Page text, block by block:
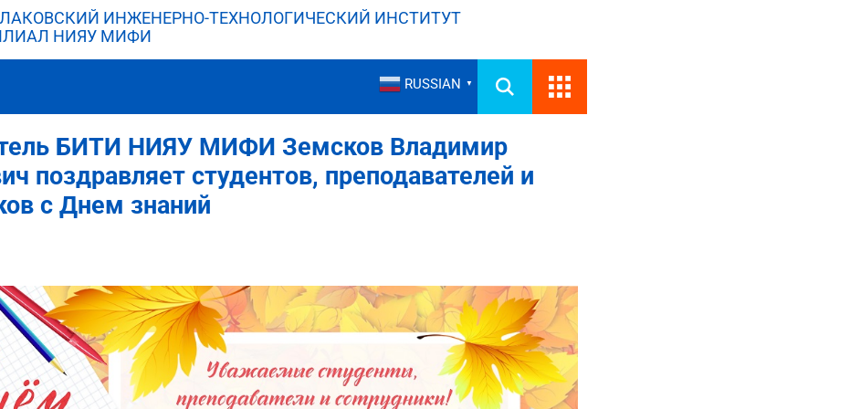
ИНЖЕНЕРНО-ТЕХНОЛОГИЧЕСКИЙ ИНСТИТУТ
НИЯУ МИФИ
RUSSIAN ▼
БИТИ НИЯУ МИФИ Земсков Владимир
поздравляет студентов, преподавателей и
с Днем знаний